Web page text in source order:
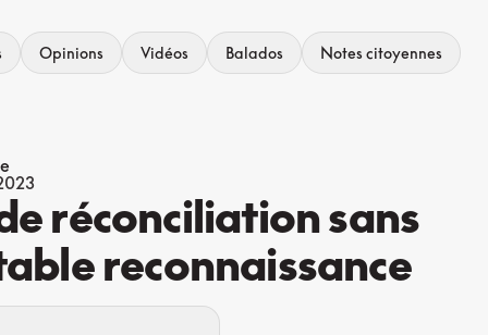
Opinions Vidéos Balados Notes citoyennes
réconciliation sans
reconnaissance